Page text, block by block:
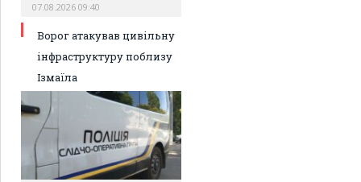
07.08.2026 09:40
Ворог атакував цивільну
інфраструктуру поблизу
Ізмаїла